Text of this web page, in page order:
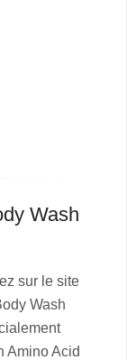
Wash
sur le site
Wash
Amino Acid